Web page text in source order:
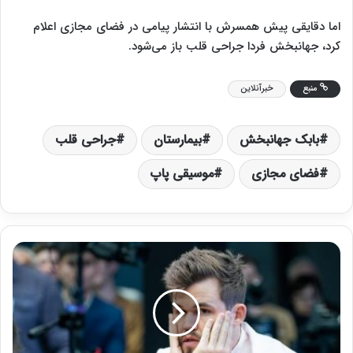
اما دقایقی پیش همسرش با انتشار پیامی در فضای مجازی اعلام
کرد، جهانبخش فردا جراحی قلب باز می‌شود.
منبع خبرآنلاین
بابک جهانبخش بیمارستان
جراحی قلب
فضای مجازی
موسیقی پاپ
و
ش